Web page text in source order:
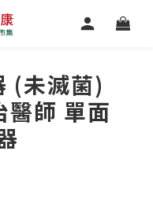
(未滅菌)
師 單面